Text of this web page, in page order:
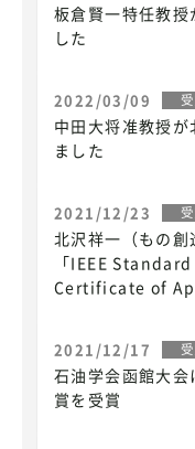
板倉賢一特任教授
した
2022/03/09
中田大将准教授
ました
2021/12/23
北沢祥一（もの創
「IEEE
Certificate of
2021/12/17
石油学会函館大
賞を受賞